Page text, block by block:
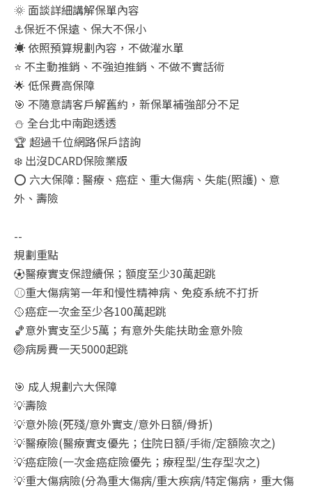
🌞 面談詳細講解保單內容
⚓保近不保遠、保大不保小
☀️ 依照預算規劃內容，不做灌水單
⭐ 不主動推銷、不強迫推銷、不做不實話術
🌟 低保費高保障
🎯 不隨意請客戶解舊約，新保單補強部分不足
⛄ 全台北中南跑透透
🏆 超過千位網路保戶諮詢
❄️ 出沒DCARD保險業版
⭕ 六大保障 : 醫療、癌症、重大傷病、失能(照護)、意
外、壽險
--
規劃重點
⚽醫療實支保證續保；額度至少30萬起跳
⚾重大傷病第一年和慢性精神病、免疫系統不打折
🥎癌症一次金至少各100萬起跳
🏀意外實支至少5萬；有意外失能扶助金意外險
🏐病房費一天5000起跳
🎯 成人規劃六大保障
💡壽險
💡意外險(死殘/意外實支/意外日額/骨折)
💡醫療險(醫療實支優先；住院日額/手術/定額險次之)
💡癌症險(一次金癌症險優先；療程型/生存型次之)
💡重大傷病險(分為重大傷病/重大疾病/特定傷病，重大傷